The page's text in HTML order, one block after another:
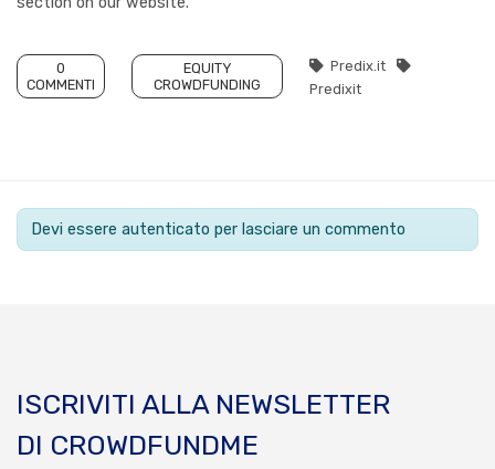
0
COMMENTI
EQUITY
CROWDFUNDING
Predix.it
Predixit
Devi essere autenticato per lasciare un commento
ISCRIVITI ALLA NEWSLETTER
DI CROWDFUNDME